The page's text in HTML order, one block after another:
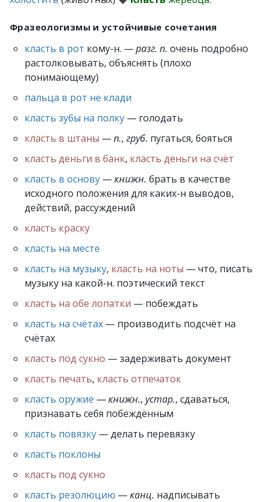
Фразеологизмы и устойчивые сочетания
класть в рот кому-н. —разг. п. очень подробно
растолковывать, объяснять (плохо
понимающему)
пальца в рот не клади
класть зубы на полку — голодать
класть в штаны —п., груб. пугаться, бояться
класть деньги в банк, класть деньги на счёт
класть в основу —книжн. брать в качестве
исходного положения для каких-н выводов,
действий, рассуждений
класть краску
класть на месте
класть на музыку, класть на ноты — что, писать
музыку на какой-н. поэтический текст
класть на обе лопатки — побеждать
класть на счётах — производить подсчёт на
счётах
класть под сукно — задерживать документ
класть печать, класть отпечаток
класть оружие —книжн., устар., сдаваться,
признавать себя побеждённым
класть повязку — делать перевязку
класть поклоны
класть под сукно
класть резолюцию —канц. надписывать